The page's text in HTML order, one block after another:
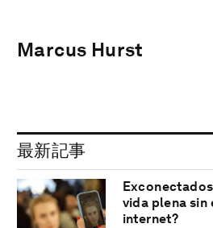
Marcus Hurst
最新記事
vida plena sin
internet?